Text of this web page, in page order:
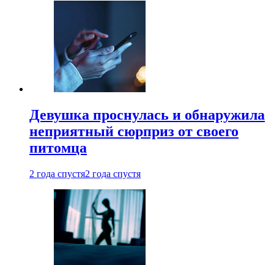
Девушка проснулась и обнаружила
неприятный сюрприз от своего
питомца
2 года спустя2 года спустя